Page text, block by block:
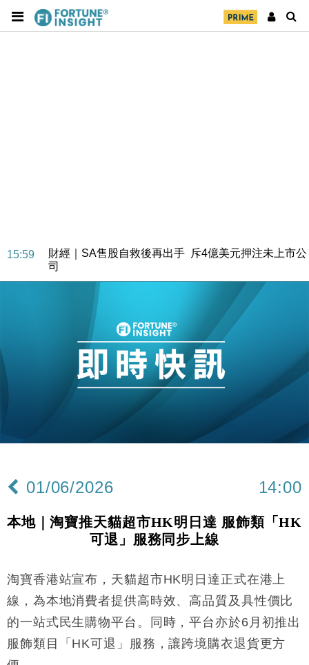
15:59
財經｜SA售股自救後再出手 斥4億美元押注未上市公
司
財經｜精星香港夥菜鳥拓全球智慧倉儲市場 加快海外
地產｜大酒店中期轉賺2300萬元 斥21億翻新香港及
國際｜特朗普赴洛杉磯高球場活動前 男子攜槍彈被捕
12:30
財經｜香港7月PMI回落至51 企業擴張放慢兼縮減人
財經｜黑石傳再籌逾360億美元 支援Anthropic租用
18:15
本地｜新世界K11 9月升級會員制度 增鉑金卡級別鎖
17:40
財經｜本港6月零售額連升14個月 珠寶鐘錶銷售升勢
50%
15:59
財經｜SA售股自救後再出手 斥4億美元押注未上市公
市場落地
01/06/2026 14:00
本地｜淘寶推天貓超市HK明日達 服飾類「HK
可退」服務同步上線
淘寶香港站宣布，天貓超市HK明日達正式在港上
線，為本地消費者提供高時效、高品質及具性價比
的一站式民生購物平台。同時，平台亦於6月初推出
服飾類目「HK可退」服務，讓跨境購衣退貨更方